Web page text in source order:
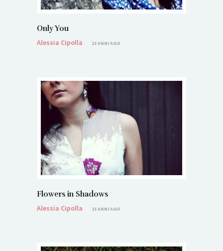
Only You
Alessia Cipolla
13 ANNI AGO
Flowers in Shadows
Alessia Cipolla
13 ANNI AGO